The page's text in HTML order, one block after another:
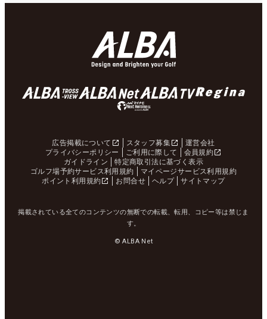
広告掲載について スタッフ募集
運営会社
プライバシーポリシー
ご利用に際して
会員規約
ガイドライン
特定商取引法に基づく表示
ゴルフ場予約サービス利用規約
マイページサービス利用規約
ポイント利用規約
お問合せ ヘルプ サイトマップ
掲載されている全てのコンテンツの無断での転載、転用、コピー等は禁じま
す。
© ALBA Net